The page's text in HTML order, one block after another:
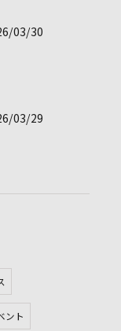
03/30
03/29
ント